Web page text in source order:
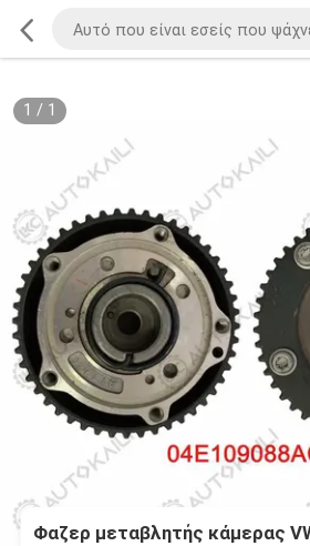
1 / 1
Φαζερ μεταβλητής κάμερας